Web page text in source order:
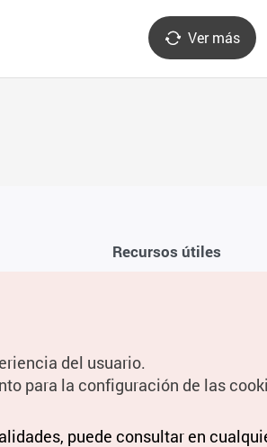
Ver más
Recursos útiles
Guías digitales
del usuario.
para la configuración de las
puede consultar en